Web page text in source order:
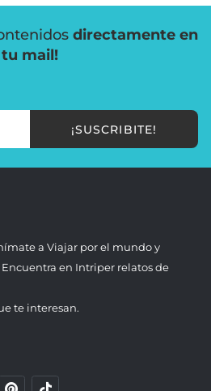
directamente en
tu mail!
¡SUSCRIBITE!
a Viajar por el mundo y
en Intriper relatos de
te interesan.